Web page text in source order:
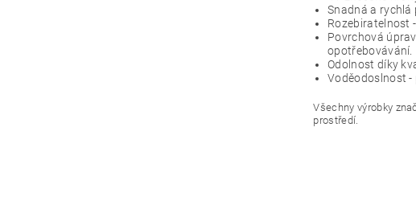
Snadná a rychlá
Rozebiratelnost
Povrchová
opotřebovávání.
Odolnost díky
Voděodoslnost -
Všechny výrobky
prostředí.